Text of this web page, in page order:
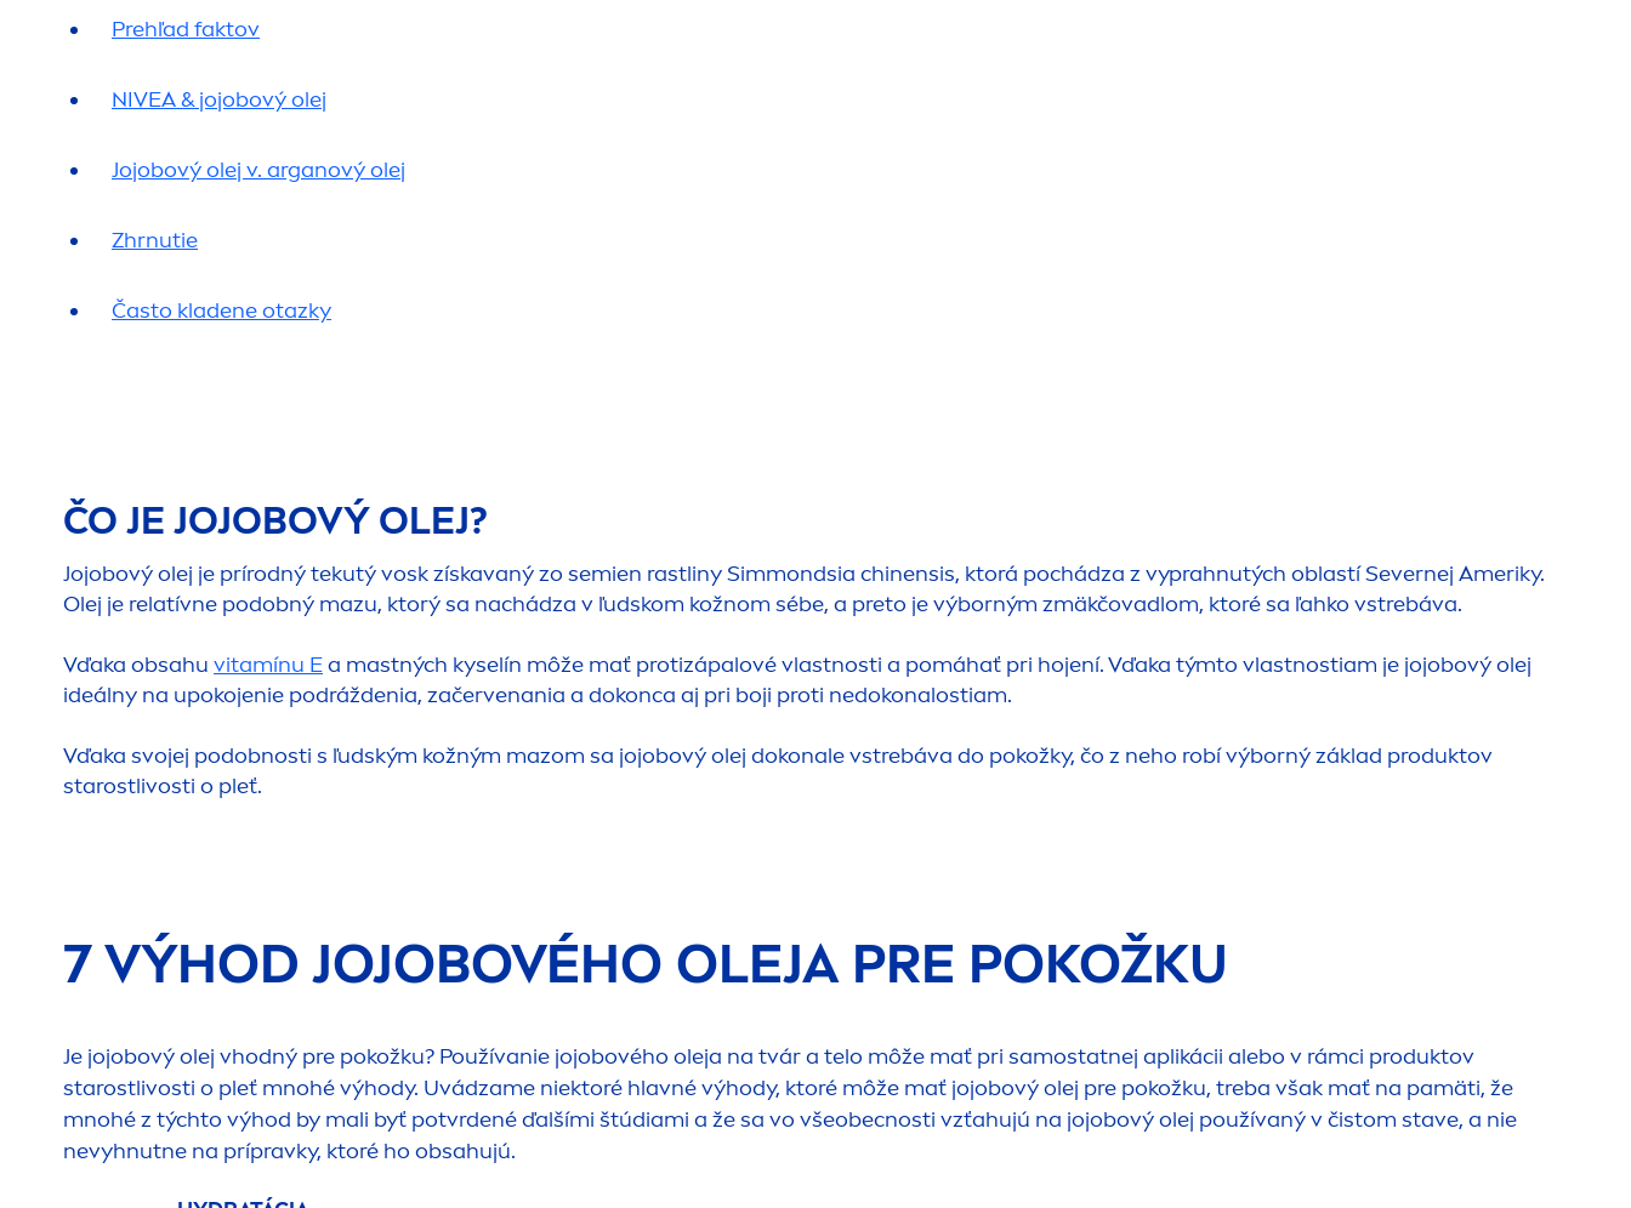
Prehľad faktov
NIVEA& jojobový olej
Jojobový olej v. arganový olej
Zhrnutie
Často kladene otazky
ČO JE JOJOBOVÝ OLEJ?
Jojobový olej je prírodný tekutý vosk získavaný zo semien rastliny Simmondsia chinensis, ktorá pochádza z vyprahnutých oblastí Severnej Ameriky.
Olej je relatívne podobný mazu, ktorý sa nachádza v ľudskom kožnom sébe, a preto je výborným zmäkčovadlom, ktoré sa ľahko vstrebáva.
Vďaka obsahu vitamínu Ea mastných kyselín môže mať protizápalové vlastnosti a pomáhať pri hojení. Vďaka týmto vlastnostiam je jojobový olej
ideálny na upokojenie podráždenia, začervenania a dokonca aj pri boji proti nedokonalostiam.
Vďaka svojej podobnosti s ľudským kožným mazom sa jojobový olej dokonale vstrebáva do pokožky, čo z neho robí výborný základ produktov
starostlivosti o pleť.
7 VÝHOD JOJOBOVÉHO OLEJA PRE POKOŽKU
Je jojobový olej vhodný pre pokožku? Používanie jojobového oleja na tvár a telo môže mať pri samostatnej aplikácii alebo v rámci produktov
starostlivosti o pleť mnohé výhody. Uvádzame niektoré hlavné výhody, ktoré môže mať jojobový olej pre pokožku, treba však mať na pamäti, že
mnohé z týchto výhod by mali byť potvrdené ďalšími štúdiami a že sa vo všeobecnosti vzťahujú na jojobový olej používaný v čistom stave, a nie
nevyhnutne na prípravky, ktoré ho obsahujú.